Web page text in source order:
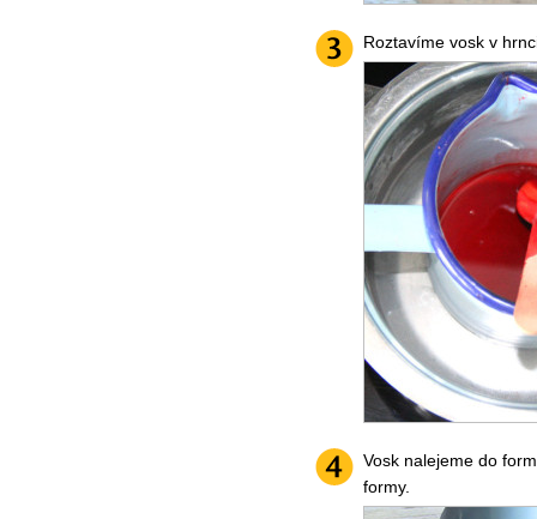
Roztavíme vosk v
Vosk nalejeme do
formy.